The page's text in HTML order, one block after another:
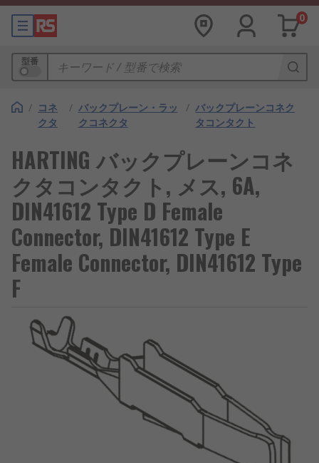
0
型番
/ コネ
クタ
/ バックプレーン・ラッ
クコネクタ
/ バックプレーンコネク
タコンタクト
HARTING バックプレーンコネ
クタコンタクト, メス, 6A,
DIN41612 Type D Female
Connector, DIN41612 Type E
Female Connector, DIN41612 Type
F